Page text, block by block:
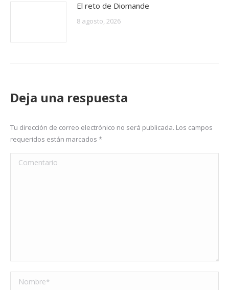
El reto de Diomande
8 agosto, 2026
Deja una respuesta
Tu dirección de correo electrónico no será publicada. Los campos
requeridos están marcados *
Comentario
Nombre *